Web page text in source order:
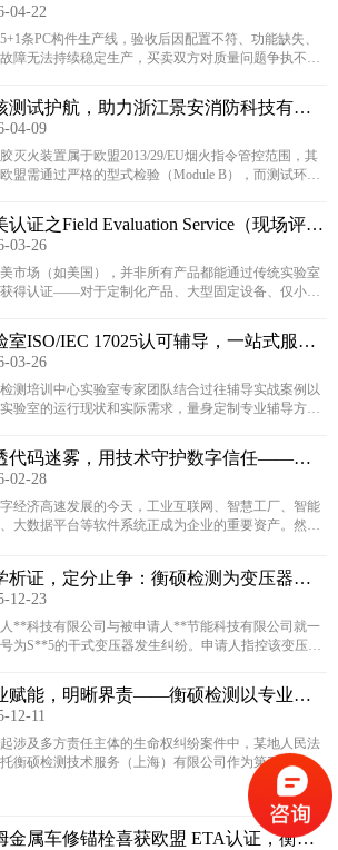
量纠纷全案解析
04-22
条PC构件生产线，验收后因配置不符、功能缺失、
障无法持续稳定生产，买卖双方对质量问题争执不
采购、质量维权、纠纷解决提供可参考的实战范本
测试护航，助力浙江景安消防科技有限
气溶胶灭火装置斩获欧盟CE烟火指令
B证书
04-09
灭火装置属于欧盟2013/29/EU烟火指令管控范围，其
盟需通过严格的型式检验（Module B），而测试环节
认证之Field Evaluation Service（现场评估
）详解
03-26
市场（如美国），并非所有产品都能通过传统实验室
得认证——对于定制化产品、大型固定设备、仅小批
需通过US Field Evaluation（现场评估服务）实现合规。
室ISO/IEC 17025认可辅导，一站式服务
程解析
03-26
测培训中心实验室专家团队结合过往辅导实战案例以
验室的运行现状和实际需求，量身定制专业辅导方
正式评审】五大核心步骤全程陪跑，为您提供全生命周
制化辅导
代码迷雾，用技术守护数字信任——衡
测软件类产品质量鉴定，为司法裁判提
术慧眼”
02-28
经济高速发展的今天，工业互联网、智慧工厂、智能
大数据平台等软件系统正成为企业的重要资产。然
与诉讼的关键焦点，谁来提供客观、权威、可采信的
断？
析证，定分止争：衡硕检测为变压器买
同纠纷提供关键鉴定，破解技术争议
12-23
**科技有限公司与被申请人**节能科技有限公司就一
为S**5的干式变压器发生纠纷。申请人指控该变压器
题，并导致了运行中的爆炸事故，造成重大损失。被申
则称产品合格，容量达标。法院遂委托我司对变压器的
量及其整体质量是否符合标准进行权威鉴定。
赋能，明晰界责——衡硕检测以专业鉴
解事故权责困局（漏电事故）
12-11
涉及多方责任主体的生命权纠纷案件中，某地人民法
衡硕检测技术服务（上海）有限公司作为第三方产品
鉴定机构，对事故漏电点定位、漏电路径分析及线缆权
金属车修锚栓喜获欧盟 ETA认证，衡硕